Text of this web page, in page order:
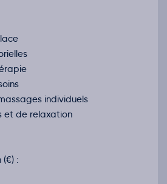
individuels
et de relaxation
: